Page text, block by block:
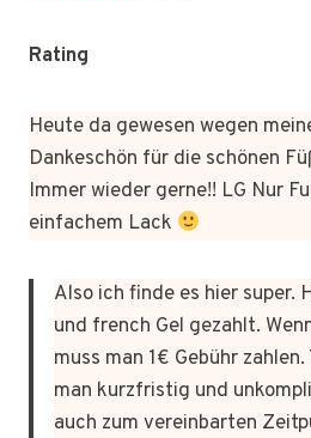
Rating
Heute da gewesen wegen
Dankeschön für die schönen
Immer wieder gerne!! LG Nur
einfachem Lack
Also ich finde es hier super.
und french Gel gezahlt.
muss man 1€ Gebühr
man kurzfristig und
auch zum vereinbarten